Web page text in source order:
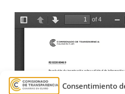
Consentimiento